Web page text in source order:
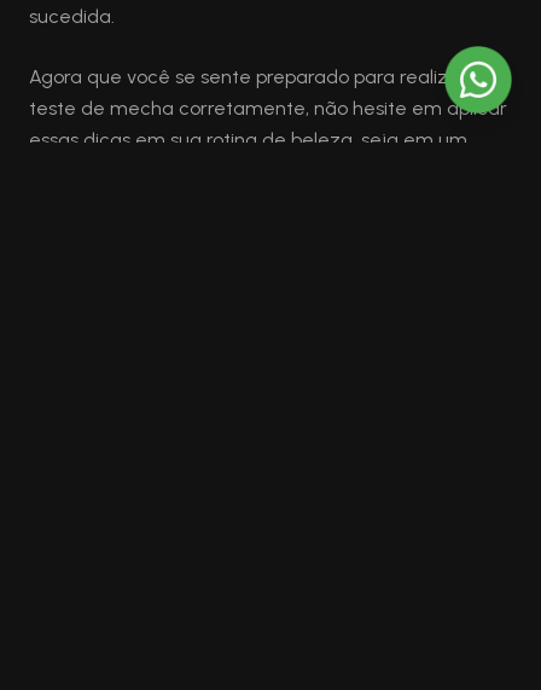
sucedida.
Agora que você se sente preparado para realizar o
teste de mecha corretamente, não hesite em aplicar
essas dicas em sua rotina de beleza, seja em um